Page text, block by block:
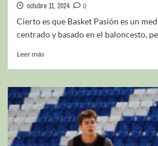
octubre 11, 2024
0
Cierto es que Basket Pasión es un
centrado y basado en el baloncesto,
Leer más